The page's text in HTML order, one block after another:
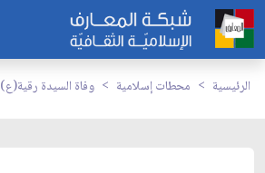
الرئيسية محطات إسلامية وفاة السيدة رقية(ع)